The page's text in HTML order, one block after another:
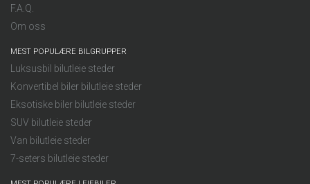
F.A.Q.
Om oss
MEST POPULÆRE BILGRUPPER
Luksusbil bilutleie steder
Konvertibel biler bilutleie steder
Eksotiske biler bilutleie steder
SUV bilutleie steder
Van bilutleie steder
7-seters bilutleie steder